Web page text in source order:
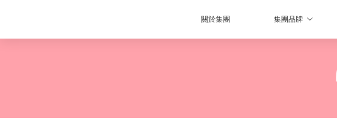
關於集團 集團品牌